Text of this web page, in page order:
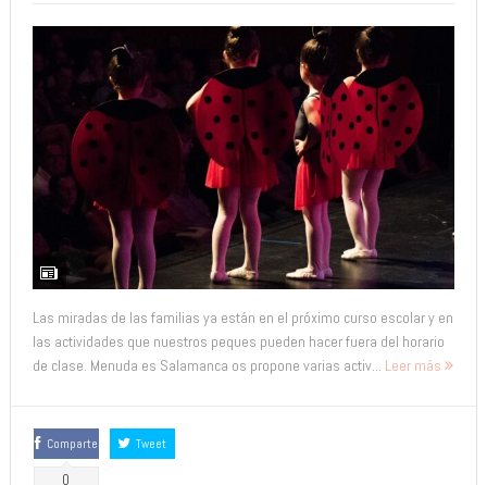
Las miradas de las familias ya están en el próximo curso escolar y en
las actividades que nuestros peques pueden hacer fuera del horario
de clase. Menuda es Salamanca os propone varias activ... Leer más
Comparte
0
Tweet